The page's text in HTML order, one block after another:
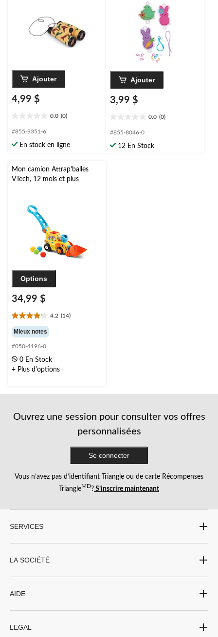
Ajouter
4,99 $
0.0 (0)
étoile(s)
5.
#855-9351-6
En stock en ligne
accessoire prêt-à-
porter pour Pâques, 3
ans et plus
Ajouter
3,99 $
0.0 (0)
étoile(s)
5.
#855-8046-0
12 En Stock
Mon camion Attrap'balles
VTech, 12 mois et plus
Options
34,99 $
4.2 (14)
4.2
étoile(s)
sur
5.
14
évaluations
Mieux notes
#050-4196-0
0 En Stock
+ Plus d'options
Ouvrez une session pour consulter vos offres
personnalisées
Se connecter
Vous n’avez pas d’identifiant Triangle ou de carte Récompenses
TriangleMD? S’inscrire maintenant
SERVICES
LA SOCIÉTÉ
AIDE
LEGAL